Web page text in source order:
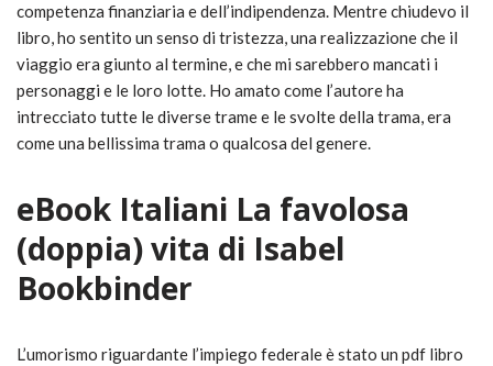
competenza finanziaria e dell’indipendenza. Mentre chiudevo il
libro, ho sentito un senso di tristezza, una realizzazione che il
viaggio era giunto al termine, e che mi sarebbero mancati i
personaggi e le loro lotte. Ho amato come l’autore ha
intrecciato tutte le diverse trame e le svolte della trama, era
come una bellissima trama o qualcosa del genere.
eBook Italiani La favolosa
(doppia) vita di Isabel
Bookbinder
L’umorismo riguardante l’impiego federale è stato un pdf libro